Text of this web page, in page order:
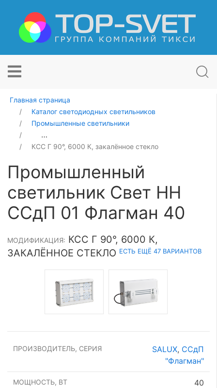
Главная страница
Каталог светодиодных светильников
Промышленные светильники
Промышленный светильник Свет НН ССдП 01
КСС Г 90°, 6000 К, закалённое стекло
Промышленный
светильник Свет НН
ССдП 01 Флагман 40
МОДИФИКАЦИЯ: КСС Г 90°, 6000 К,
ЗАКАЛЁННОЕ СТЕКЛО ЕСТЬ ЕЩЁ 47 ВАРИАНТОВ
ПРОИЗВОДИТЕЛЬ, СЕРИЯ SALUX, ССдП
"Флагман"
МОЩНОСТЬ, ВТ 40